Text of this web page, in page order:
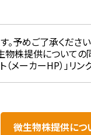
予めご了承ください
株提供についての
メーカーHP）」リン
微生物株提供につ